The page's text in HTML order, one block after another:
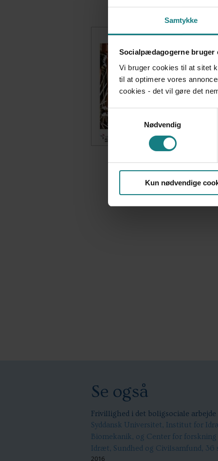
Samtykke
Socialpædagogerne bruger
Vi bruger cookies til at sitet
til at optimere vores
cookies - det vil gøre det
Samtykkevalg
Nødvendig
Kun nødvendige
Se også
Frivillighed i det boligsociale arbejde
Syddansk Universitet, Institut for
Biomekanik, og Center for forskning
Idræt, Sundhed og Civilsamfund, 36
2016